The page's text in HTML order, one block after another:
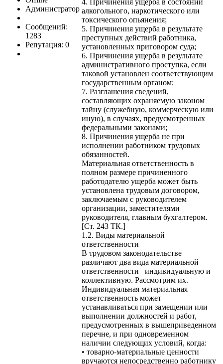
Администратор
Сообщений:
1283
Репутация: 0
4. Причинения ущерба в состоянии
алкогольного, наркотического или
токсического опьянения;
5. Причинения ущерба в результате
преступных действий работника,
установленных приговором суда;
6. Причинения ущерба в результате
административного проступка, если
таковой установлен соответствующим
государственным органом;
7. Разглашения сведений,
составляющих охраняемую законом
тайну (служебную, коммерческую или
иную), в случаях, предусмотренных
федеральными законами;
8. Причинения ущерба не при
исполнении работником трудовых
обязанностей.
Материальная ответственность в
полном размере причиненного
работодателю ущерба может быть
установлена трудовым договором,
заключаемым с руководителем
организации, заместителями
руководителя, главным бухгалтером.
[Ст. 243 ТК.]
1.2. Виды материальной
ответственности
В трудовом законодательстве
различают два вида материальной
ответственности– индивидуальную и
коллективную. Рассмотрим их.
Индивидуальная материальная
ответственность может
устанавливаться при замещении или
выполнении должностей и работ,
предусмотренных в вышеприведенном
перечне, и при одновременном
наличии следующих условий, когда:
• товарно-материальные ценности
вручаются непосредственно работнику